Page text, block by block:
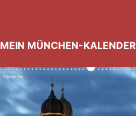
MEIN MÜNCHEN-KALENDER